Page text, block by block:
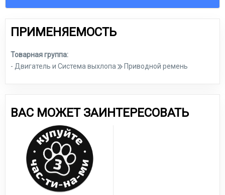
ПРИМЕНЯЕМОСТЬ
Товарная группа:
- Двигатель и Система выхлопа
Приводной ремень
ВАС МОЖЕТ ЗАИНТЕРЕСОВАТЬ